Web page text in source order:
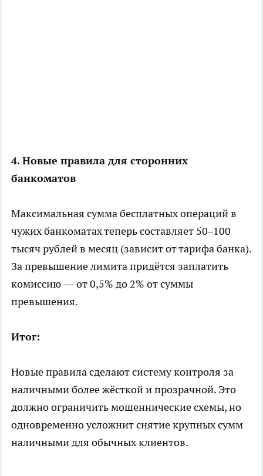
4. Новые правила для сторонних
банкоматов
Максимальная сумма бесплатных операций в
чужих банкоматах теперь составляет 50–100
тысяч рублей в месяц (зависит от тарифа банка).
За превышение лимита придётся заплатить
комиссию — от 0,5% до 2% от суммы
превышения.
Итог:
Новые правила сделают систему контроля за
наличными более жёсткой и прозрачной. Это
должно ограничить мошеннические схемы, но
одновременно усложнит снятие крупных сумм
наличными для обычных клиентов.